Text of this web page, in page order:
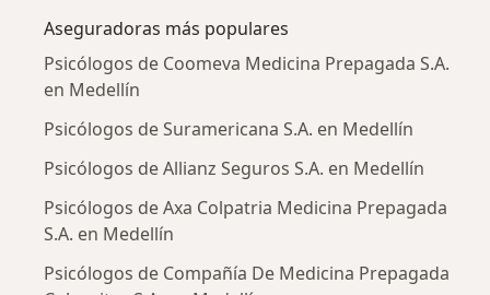
Aseguradoras más populares
Psicólogos de Coomeva Medicina Prepagada S.A.
en Medellín
Psicólogos de Suramericana S.A. en Medellín
Psicólogos de Allianz Seguros S.A. en Medellín
Psicólogos de Axa Colpatria Medicina Prepagada
S.A. en Medellín
Psicólogos de Compañía De Medicina Prepagada